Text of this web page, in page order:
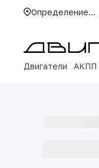
Определение...
Двигатели
АКПП